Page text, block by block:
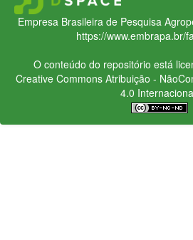
Empresa Brasileira de Pesquisa
https://www.embrapa.br/
O conteúdo do repositório está
Creative CommonsAtribuição -
4.0